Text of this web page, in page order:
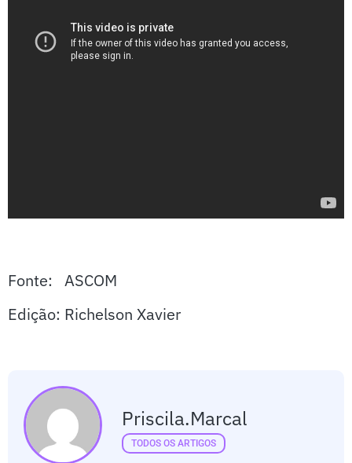
Fonte: ASCOM
Edição: Richelson Xavier
Priscila.marcal
TODOS OS ARTIGOS